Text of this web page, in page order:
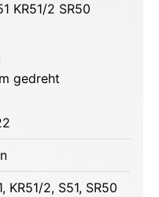
KR51/2 SR50
gedreht
, KR51/2, S51, SR50